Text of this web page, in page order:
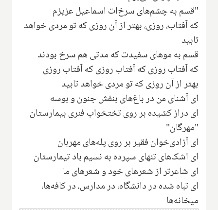
"قسم به چشم‌های سرخ‌ا‌ت اسماعیل عزیزم
که آفتاب، روزی، بهتر از آن روزی که تو مردی خواهد
تابید
قسم به موهای سفیدت که مدتی هم سرخ بودند
که آفتاب روزی که آفتاب روزی که آفتاب روزی
بهتر از آن روزی که تو مردی خواهد تابید
ای آشنای من در باغ‌های بنفش جنون و بوسه
ای دراز کشیده بر روی تختخواب فنری بیمارستان
"مهرگان"
ای آزادی‌خوان فقیر بر روی پله‌های مهربان
ای اشک‌های تنهای سپرده به نسیم باد تیمارستان
ای شاعر‌تر از شعرهای خود و شعرهای ما
ای تباه شده در دانشگاه‌، در مدارس، در کافه‌ها،
میخانه‌ها